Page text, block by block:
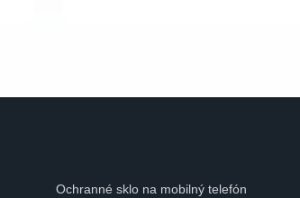
Ochranné sklo na mobilný telefón